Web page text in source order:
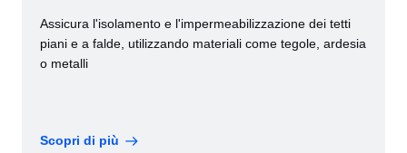
Assicura l'isolamento e l'impermeabilizzazione dei tetti
piani e a falde, utilizzando materiali come tegole, ardesia
o metalli
Scopri di più